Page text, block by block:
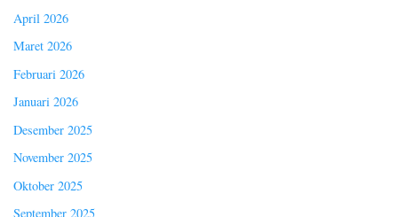
April 2026
Maret 2026
Februari 2026
Januari 2026
Desember 2025
November 2025
Oktober 2025
September 2025